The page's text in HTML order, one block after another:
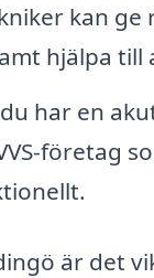
kan
hjälpa till
har en
företag
är det